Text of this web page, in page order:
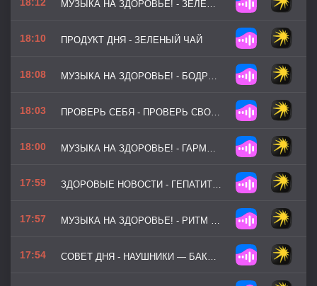
МУЗЫКА НА ЗДОРОВЬЕ! - ЗЕЛЕНЫЙ МАРШРУТ
18:10 ПРОДУКТ ДНЯ - ЗЕЛЕНЫЙ ЧАЙ
18:08 МУЗЫКА НА ЗДОРОВЬЕ! - БОДРЫЙ СТАРТ
18:03 ПРОВЕРЬ СЕБЯ - ПРОВЕРЬ СВОЁ ЗРЕНИЕ
18:00 МУЗЫКА НА ЗДОРОВЬЕ! - ГАРМОНИЯ ТЕЛА
17:59 ЗДОРОВЫЕ НОВОСТИ - ГЕПАТИТ B И C
17:57 МУЗЫКА НА ЗДОРОВЬЕ! - РИТМ ДВИЖЕНИЯ (ВЕРСИЯ 2)
17:54 СОВЕТ ДНЯ - НАУШНИКИ — БАКТЕРИИ ПРЯМО В УШИ